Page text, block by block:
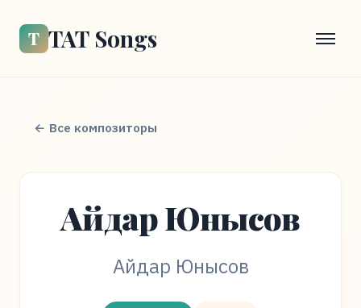
Т TAT Songs
← Все композиторы
Айдар Юнысов
Айдар Юнысов